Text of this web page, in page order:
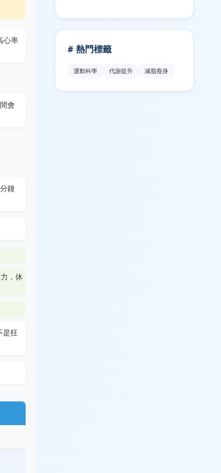
心率
會
鐘
，休
是狂
# 熱門標籤
運動科學 代謝提升 減脂瘦身